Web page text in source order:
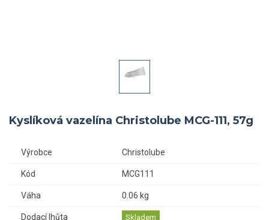
Kyslíková vazelína Christolube MCG-111, 57g
Výrobce Christolube
Kód MCG111
Váha 0.06 kg
Dodací lhůta Skladem